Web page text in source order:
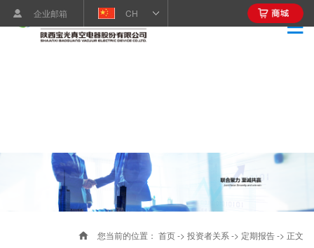
企业邮箱 CH
您当前的位置： 首页-> 投资者关系 -> 定期报告-> 正文